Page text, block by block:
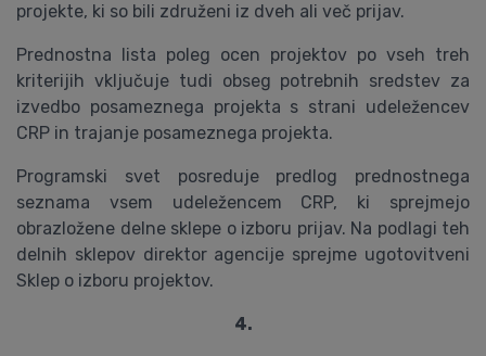
projekte, ki so bili združeni iz dveh ali več prijav.
Prednostna lista poleg ocen projektov po vseh treh
kriterijih vključuje tudi obseg potrebnih sredstev za
izvedbo posameznega projekta s strani udeležencev
CRP in trajanje posameznega projekta.
Programski svet posreduje predlog prednostnega
seznama vsem udeležencem CRP, ki sprejmejo
obrazložene delne sklepe o izboru prijav. Na podlagi teh
delnih sklepov direktor agencije sprejme ugotovitveni
Sklep o izboru projektov.
4.